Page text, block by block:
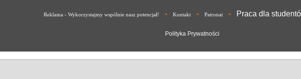
Reklama - Wykorzystajmy wspólnie nasz potencjał! • Kontakt • Patronat • Praca dla
Polityka Prywatności